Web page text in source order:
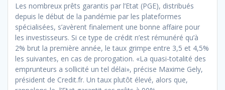
Les nombreux prêts garantis par l’Etat (PGE), distribués
depuis le début de la pandémie par les plateformes
spécialisées, s’avèrent finalement une bonne affaire pour
les investisseurs. Si ce type de crédit n’est rémunéré qu’à
2% brut la première année, le taux grimpe entre 3,5 et 4,5%
les suivantes, en cas de prorogation. «La quasi-totalité des
emprunteurs a sollicité un tel délai», précise Maxime Gely,
président de Credit.fr. Un taux plutôt élevé, alors que,